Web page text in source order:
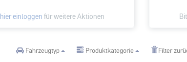
hier einloggen für weitere Aktionen
Fahrzeugtyp Produktkategorie Filter